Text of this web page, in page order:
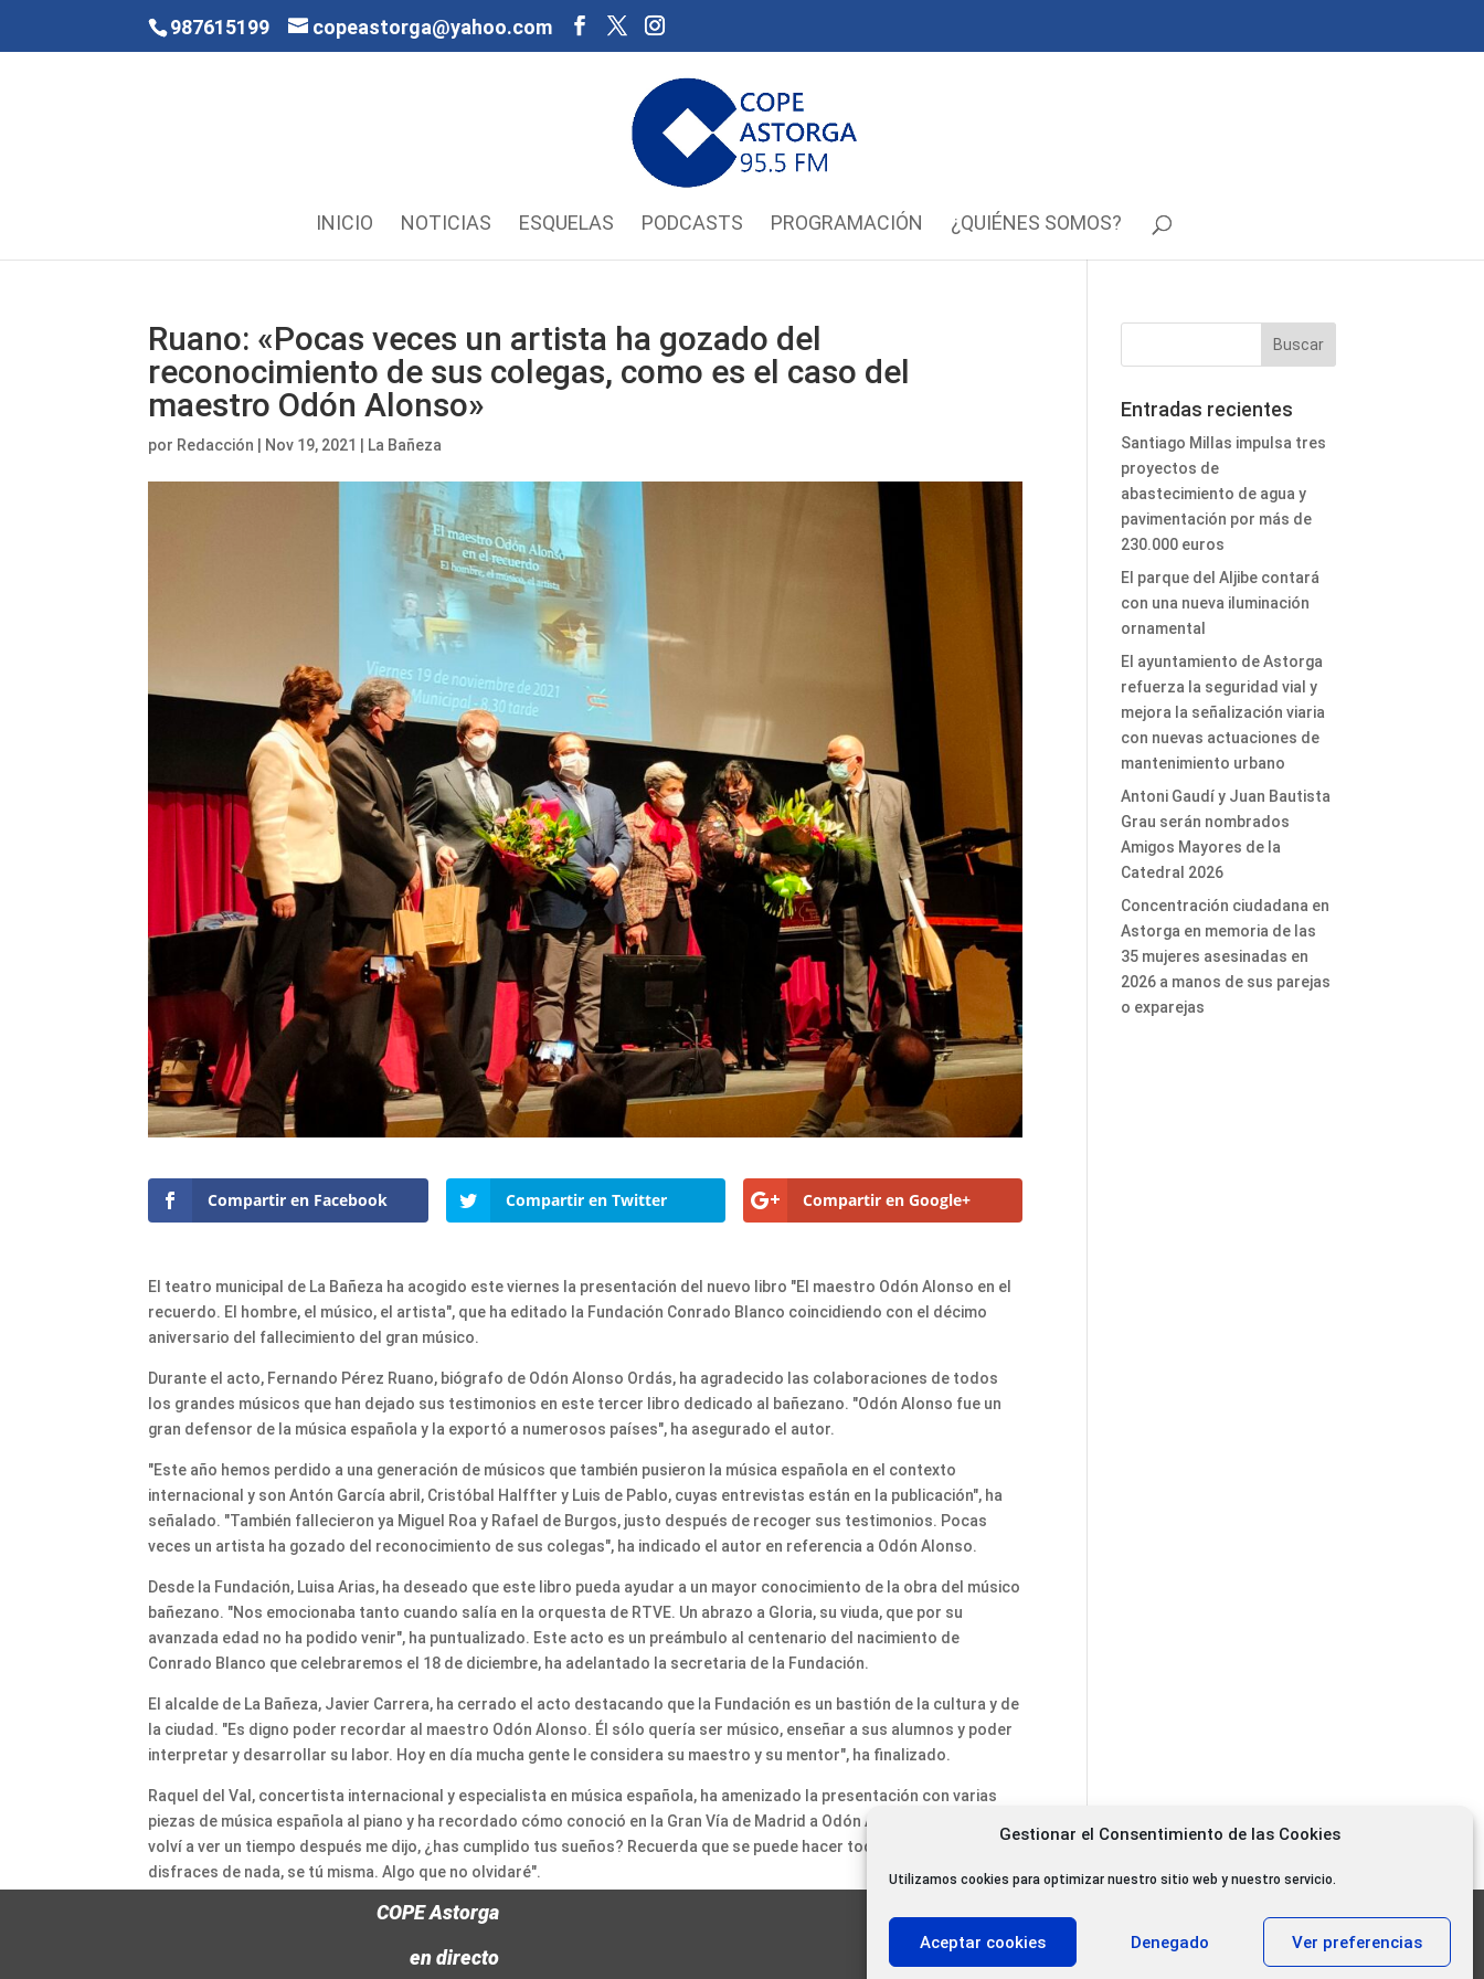
Gestionar el Consentimiento de las Cookies
Utilizamos cookies para optimizar nuestro sitio web y nuestro servicio.
Aceptar cookies Denegado Ver preferencias
987615199 copeastorga@yahoo.com
INICIO NOTICIAS ESQUELAS PODCASTS PROGRAMACIÓN ¿QUIÉNES SOMOS?
Ruano: «Pocas veces un artista ha gozado del
reconocimiento de sus colegas, como es el caso del
maestro Odón Alonso»
por Redacción Nov 19, 2021 La Bañeza
Compartir en Facebook Compartir en Twitter Compartir en Google+
El teatro municipal de La Bañeza ha acogido este viernes la presentación del nuevo libro "El maestro Odón Alonso en el
recuerdo. El hombre, el músico, el artista", que ha editado la Fundación Conrado Blanco coincidiendo con el décimo
aniversario del fallecimiento del gran músico.
Durante el acto, Fernando Pérez Ruano, biógrafo de Odón Alonso Ordás, ha agradecido las colaboraciones de todos
los grandes músicos que han dejado sus testimonios en este tercer libro dedicado al bañezano. "Odón Alonso fue un
gran defensor de la música española y la exportó a numerosos países", ha asegurado el autor.
"Este año hemos perdido a una generación de músicos que también pusieron la música española en el contexto
internacional y son Antón García abril, Cristóbal Halffter y Luis de Pablo, cuyas entrevistas están en la publicación", ha
señalado. "También fallecieron ya Miguel Roa y Rafael de Burgos, justo después de recoger sus testimonios. Pocas
veces un artista ha gozado del reconocimiento de sus colegas", ha indicado el autor en referencia a Odón Alonso.
Desde la Fundación, Luisa Arias, ha deseado que este libro pueda ayudar a un mayor conocimiento de la obra del músico
bañezano. "Nos emocionaba tanto cuando salía en la orquesta de RTVE. Un abrazo a Gloria, su viuda, que por su
avanzada edad no ha podido venir", ha puntualizado. Este acto es un preámbulo al centenario del nacimiento de
Conrado Blanco que celebraremos el 18 de diciembre, ha adelantado la secretaria de la Fundación.
El alcalde de La Bañeza, Javier Carrera, ha cerrado el acto destacando que la Fundación es un bastión de la cultura y de
la ciudad. "Es digno poder recordar al maestro Odón Alonso. Él sólo quería ser músico, enseñar a sus alumnos y poder
interpretar y desarrollar su labor. Hoy en día mucha gente le considera su maestro y su mentor", ha finalizado.
Raquel del Val, concertista internacional y especialista en música española, ha amenizado la presentación con varias
piezas de música española al piano y ha recordado cómo conoció en la Gran Vía de Madrid a Odón Alonso. "Cuando le
volví a ver un tiempo después me dijo, ¿has cumplido tus sueños? Recuerda que se puede hacer todo, pero no te
disfraces de nada, se tú misma. Algo que no olvidaré".
Entradas recientes
Santiago Millas impulsa tres
proyectos de
abastecimiento de agua y
pavimentación por más de
230.000 euros
El parque del Aljibe contará
con una nueva iluminación
ornamental
El ayuntamiento de Astorga
refuerza la seguridad vial y
mejora la señalización viaria
con nuevas actuaciones de
mantenimiento urbano
Antoni Gaudí y Juan Bautista
Grau serán nombrados
Amigos Mayores de la
Catedral 2026
Concentración ciudadana en
Astorga en memoria de las
35 mujeres asesinadas en
2026 a manos de sus parejas
o exparejas
COPE Astorga
en directo
11.000 oyentes diarios
11.000 Gracias